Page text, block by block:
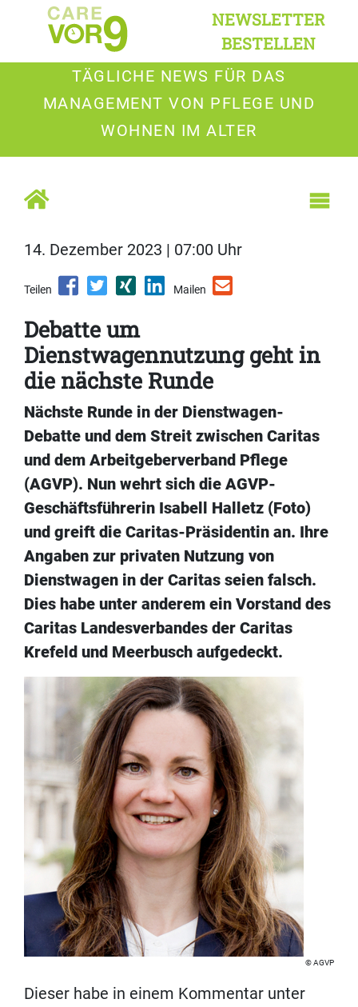
NEWSLETTER
BESTELLEN
TÄGLICHE NEWS FÜR DAS
MANAGEMENT VON PFLEGE UND
WOHNEN IM ALTER
14. Dezember 2023 | 07:00 Uhr
Teilen Mailen
Debatte um
Dienstwagennutzung geht in
die nächste Runde
Nächste Runde in der Dienstwagen-
Debatte und dem Streit zwischen Caritas
und dem Arbeitgeberverband Pflege
(AGVP). Nun wehrt sich die AGVP-
Geschäftsführerin Isabell Halletz (Foto)
und greift die Caritas-Präsidentin an. Ihre
Angaben zur privaten Nutzung von
Dienstwagen in der Caritas seien falsch.
Dies habe unter anderem ein Vorstand des
Caritas Landesverbandes der Caritas
Krefeld und Meerbusch aufgedeckt.
AGVP
Dieser habe in einem Kommentar unter